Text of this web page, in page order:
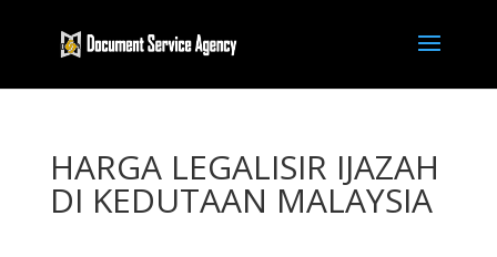
HARGA LEGALISIR IJAZAH
DI KEDUTAAN MALAYSIA